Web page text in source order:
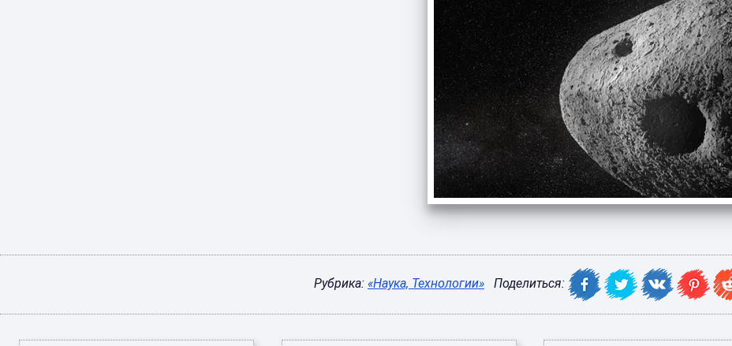
Рубрика: «Наука, Технологии» Поделиться: